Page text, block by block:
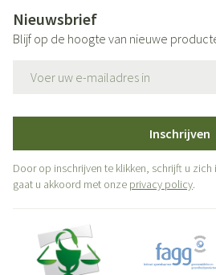
Nieuwsbrief
Blijf op de hoogte van nieuwe
Inschrijven
Door op inschrijven te klikken, schrijft u
gaat u akkoord met onze privacy policy.